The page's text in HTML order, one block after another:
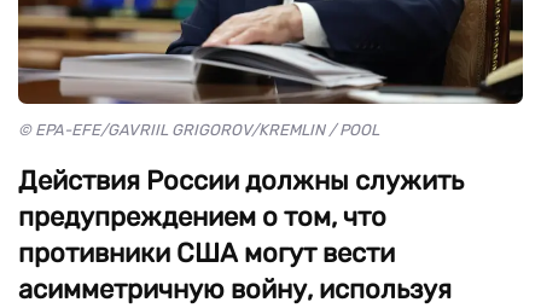
© EPA-EFE/GAVRIIL GRIGOROV/KREMLIN / POOL
Действия России должны служить
предупреждением о том, что
противники США могут вести
асимметричную войну, используя